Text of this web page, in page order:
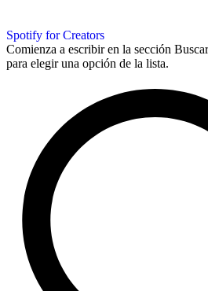
Spotify for Creators
Comienza a escribir en la sección
para elegir una opción de la lista.